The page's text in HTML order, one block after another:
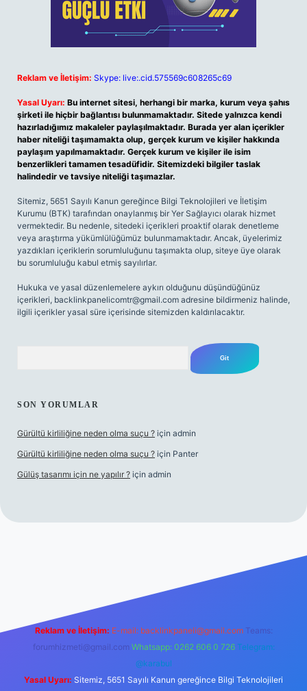
Reklam ve İletişim: Skype: live:.cid.575569c608265c69
Yasal Uyarı: Bu internet sitesi, herhangi bir marka, kurum veya şahıs
şirketi ile hiçbir bağlantısı bulunmamaktadır. Sitede yalnızca kendi
hazırladığımız makaleler paylaşılmaktadır. Burada yer alan içerikler
haber niteliği taşımamakta olup, gerçek kurum ve kişiler hakkında
paylaşım yapılmamaktadır. Gerçek kurum ve kişiler ile isim
benzerlikleri tamamen tesadüfidir. Sitemizdeki bilgiler taslak
halindedir ve tavsiye niteliği taşımazlar.
Sitemiz, 5651 Sayılı Kanun gereğince Bilgi Teknolojileri ve İletişim
Kurumu (BTK) tarafından onaylanmış bir Yer Sağlayıcı olarak hizmet
vermektedir. Bu nedenle, sitedeki içerikleri proaktif olarak denetleme
veya araştırma yükümlülüğümüz bulunmamaktadır. Ancak, üyelerimiz
yazdıkları içeriklerin sorumluluğunu taşımakta olup, siteye üye olarak
bu sorumluluğu kabul etmiş sayılırlar.
Hukuka ve yasal düzenlemelere aykırı olduğunu düşündüğünüz
içerikleri, backlinkpanelicomtr@gmail.com adresine bildirmeniz halinde,
ilgili içerikler yasal süre içerisinde sitemizden kaldırılacaktır.
SON YORUMLAR
Gürültü kirliliğine neden olma suçu ? için admin
Gürültü kirliliğine neden olma suçu ? için Panter
Gülüş tasarımı için ne yapılır ? için admin
Reklam ve İletişim: E-mail: backlinkpaneli@gmail.com Teams:
forumhizmeti@gmail.com Whatsapp: 0262 606 0 726 Telegram:
@karabul
Yasal Uyarı: Sitemiz, 5651 Sayılı Kanun gereğince Bilgi Teknolojileri